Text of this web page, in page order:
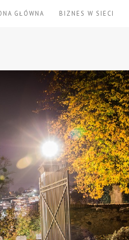
GŁÓWNA BIZNES W SIECI